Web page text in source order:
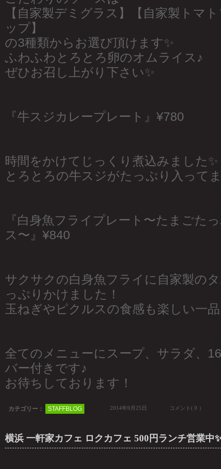
【自家製デミグラス】【自家製トマ
ップ】
の3種類からお選び頂けます✨
ふわふわとろとろ卵のオムライス♪
ぜひお召し上がり下さい✨
『牛スジカレープレート』¥780
時間をかけてじっくり煮込みました✨
とろとろの牛スジがたっぷり入って
『白身魚フライプレート〜たまごた
ス〜』¥840
サクサクの白身魚フライに自家製の
っぷりかけました！
玉ねぎやピクルスの食感も楽しい一品
全てのメニューにスープ、サラダ、
バー付きです♪
お待ちしております！
カテゴリー： STAFFBLOG 2014年9月25日 コメント( 0 ）
横浜 一軒家カフェ ロクカフェ 500円ランチ営業中